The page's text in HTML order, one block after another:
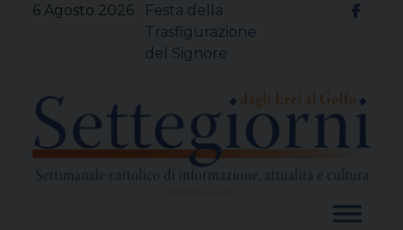
6 Agosto 2026
Festa della
Trasfigurazione
del Signore